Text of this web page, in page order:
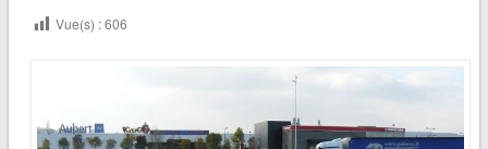
Vue(s) :606